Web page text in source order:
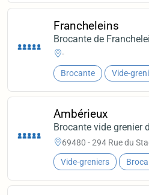
Francheleins
Brocante de
-
Brocante Vide-
Ambérieux
Brocante vide grenier
69480 - 294 Rue du
Vide-greniers